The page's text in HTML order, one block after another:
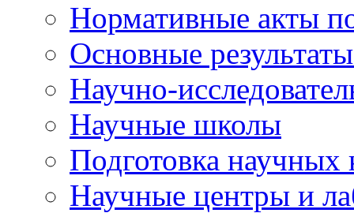
Нормативные акты
Основные
Научно-
Научные школы
Подготовка научных
Научные центры и